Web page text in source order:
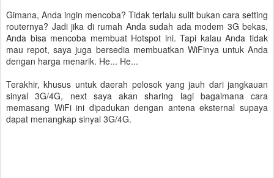
Gimana, Anda ingin mencoba? Tidak terlalu sulit bukan cara setting
routernya? Jadi jika di rumah Anda sudah ada modem 3G bekas,
Anda bisa mencoba membuat Hotspot ini. Tapi kalau Anda tidak
mau repot, saya juga bersedia membuatkan WiFinya untuk Anda
dengan harga menarik. He... He...
Terakhir, khusus untuk daerah pelosok yang jauh dari jangkauan
sinyal 3G/4G, next saya akan sharing lagi bagaimana cara
memasang WiFi ini dipadukan dengan antena eksternal supaya
dapat menangkap sinyal 3G/4G.